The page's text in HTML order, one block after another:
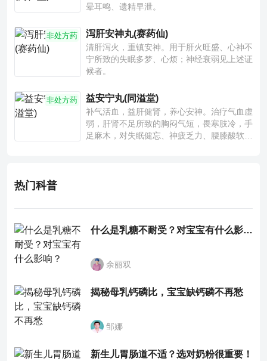
晕耳鸣、遗精早泄。
非处方药 泻肝安神丸(赛药仙)
清肝泻火，重镇安神。用于肝火旺盛、心神不
宁所致的失眠多梦、心烦；神经衰弱见上述证
候者。
非处方药 益安宁丸(同溢堂)
补气活血，益肝健肾，养心安神。治疗气血虚
弱，肝肾不足所致的胸闷气短，畏寒肢冷，手
足麻木，对失眠健忘、神疲乏力、腰膝酸软也
热门科普
什么是乳糖不耐受？对宝宝有什么影响？
余丽双
揭秘母乳钙磷比，宝宝缺钙磷不再愁
邹娜
新生儿胃肠道不适？选对奶粉很重要！